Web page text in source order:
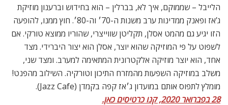
הלייבל – שממוקם, איך לא, בברלין – הוא בחידוש וברענון מוזיקת
ג’אז ופאנק ממדינות ערב משנות ה-70׳ וה-80׳. חוץ ממנו, להופעה
הזו יגיע גם מהמט אסלן, תקליטן שווייצרי, שהוריו ממוצא טורקי. אם
לשפוט על פי המוזיקה שהוא יוצר, אסלן הוא יצור היברידי. מצד
אחד, הוא יוצר מוזיקה אלקטרונית המתאימה למערב. ומצד שני,
משלב במוזיקה השפעות מהמזרח התיכון וטורקיה. השילוב מהפנט!
מומלץ לתפוס אותם במועדון ג׳אז קפה בקמדן (Jazz Cafe).
28 בפברואר 2020, קנו כרטיסים כאן.